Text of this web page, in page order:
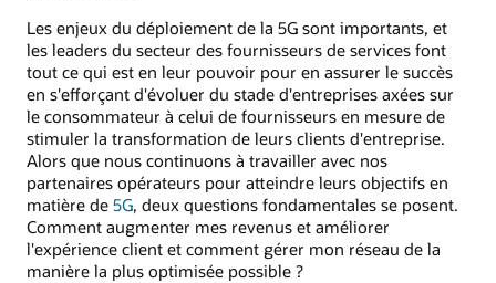
Les enjeux du déploiement de la 5G sont importants, et
les leaders du secteur des fournisseurs de services font
tout ce qui est en leur pouvoir pour en assurer le succès
en s'efforçant d'évoluer du stade d'entreprises axées sur
le consommateur à celui de fournisseurs en mesure de
stimuler la transformation de leurs clients d'entreprise.
Alors que nous continuons à travailler avec nos
partenaires opérateurs pour atteindre leurs objectifs en
matière de 5G, deux questions fondamentales se posent.
Comment augmenter mes revenus et améliorer
l'expérience client et comment gérer mon réseau de la
manière la plus optimisée possible ?